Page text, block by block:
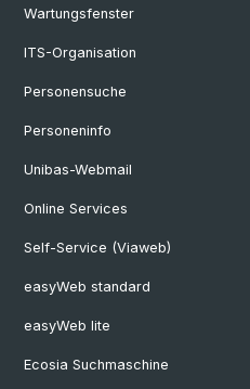
Wartungsfenster
ITS-Organisation
Personensuche
Personeninfo
Unibas-Webmail
Online Services
Self-Service (Viaweb)
easyWeb standard
easyWeb lite
Ecosia Suchmaschine